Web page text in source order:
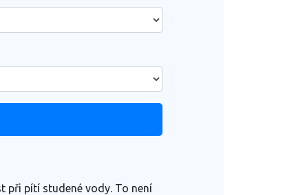
při pítí studené vody. To není